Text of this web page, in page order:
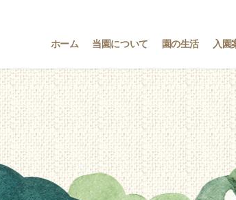
ホーム 当園について 園の生活 入園